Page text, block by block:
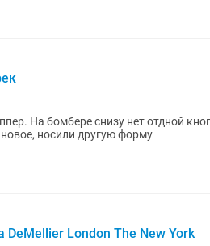
На бомбере снизу нет отдной
носили другую форму
London The New York